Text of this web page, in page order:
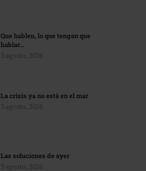
Que hablen, lo que tengan que
hablar…
3 agosto, 2026
La crisis ya no está en el mar
3 agosto, 2026
Las soluciones de ayer
3 agosto, 2026